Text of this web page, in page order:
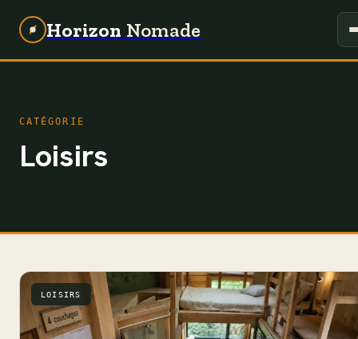
Horizon Nomade
CATÉGORIE
Loisirs
LOISIRS